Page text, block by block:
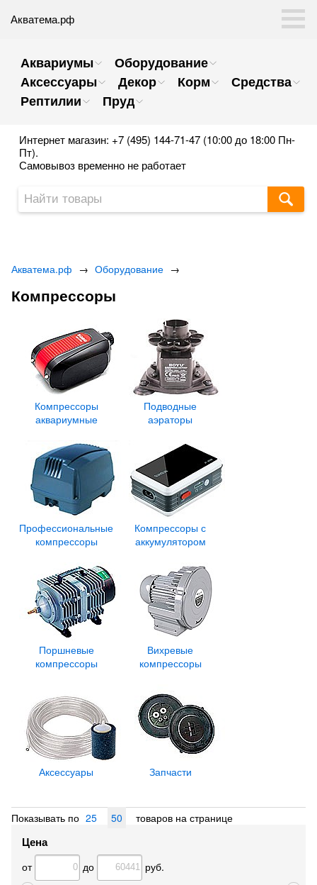
Акватема.рф
Аквариумы
Оборудование
Аксессуары
Декор Корм
Средства
Рептилии
Пруд
Интернет магазин: +7 (495) 144-71-47 (10:00 до 18:00 Пн-
Пт).
Самовывоз временно не работает
Акватема.рф → Оборудование →
Компрессоры
Компрессоры
аквариумные
Подводные
аэраторы
Профессиональные
компрессоры
Компрессоры с
аккумулятором
Поршневые
компрессоры
Вихревые
компрессоры
Аксессуары Запчасти
Показывать по 25 50 товаров на странице
Цена
от до руб.